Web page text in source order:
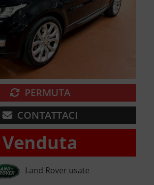
PERMUTA
CONTATTACI
Venduta
Land Rover usate